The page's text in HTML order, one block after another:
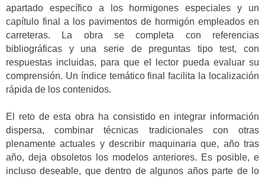
apartado específico a los hormigones especiales y un
capítulo final a los pavimentos de hormigón empleados en
carreteras. La obra se completa con referencias
bibliográficas y una serie de preguntas tipo test, con
respuestas incluidas, para que el lector pueda evaluar su
comprensión. Un índice temático final facilita la localización
rápida de los contenidos.
El reto de esta obra ha consistido en integrar información
dispersa, combinar técnicas tradicionales con otras
plenamente actuales y describir maquinaria que, año tras
año, deja obsoletos los modelos anteriores. Es posible, e
incluso deseable, que dentro de algunos años parte de lo